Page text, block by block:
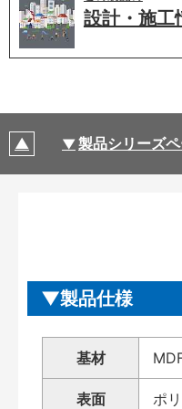
設計・施工
製品シリーズ
製品仕様
基材
表面 ポ